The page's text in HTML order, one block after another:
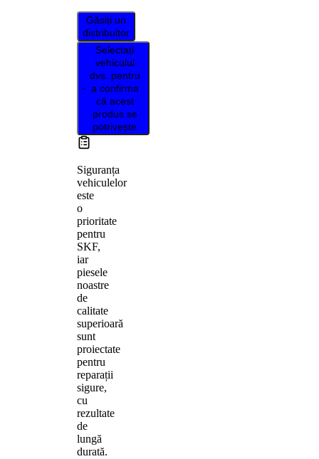
Găsiți un
distribuitor
Selectați
vehiculul
dvs. pentru
a confirma
că acest
produs se
potrivește
Siguranța
vehiculelor
este
o
prioritate
pentru
SKF,
iar
piesele
noastre
de
calitate
superioară
sunt
proiectate
pentru
reparații
sigure,
cu
rezultate
de
lungă
durată.